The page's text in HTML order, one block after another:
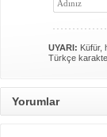
UYARI: Küfür,
Türkçe
Yorumlar